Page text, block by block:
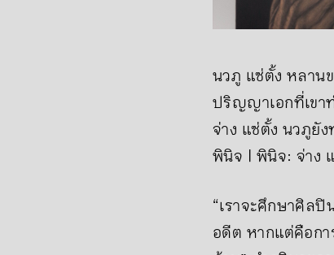
นวภู แซ่ตั้ง หลาน
ปริญญาเอกที่เขา
จ่าง แซ่ตั้ง นวภูยั
พินิจ | พินิจ: จ่าง
“เราจะศึกษาศิล
อดีต หากแต่คือกา